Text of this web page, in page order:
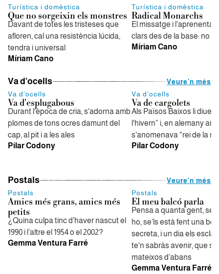
Turística i domèstica
Que no sorgeixin els monstres
Davant de totes les tristeses que
afloren, cal una resistència lúcida,
tendra i universal
Míriam Cano
Turística i domèstica
Radical Monarchs
El missatge i
clars des de la base: no
Míriam Cano
Va d'ocells
Veure'n més
Va d'ocells
Va d'esplugabous
Durant l'època de cria, s'adorna amb
plomes de tons ocres damunt del
cap, al pit i a les ales
Pilar Codony
Va d'ocells
Va de cargolets
Als Països Baixos li diuen
l'hivern” i, en alemany
s'anomenava “rei de la
Pilar Codony
Postals
Veure'n més
Postals
Amics més grans, amics més
petits
¿Quina culpa tinc d’haver nascut el
1990 i l’altre el 1954 o el 2002?
Gemma Ventura Farré
Postals
El meu balcó parla
Pensa a quanta gent,
ho, se’ls està fent una
secreta, i un dia els
te'n sabràs avenir, que
mateixos d’abans
Gemma Ventura Farré